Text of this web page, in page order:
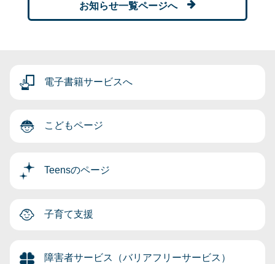
お知らせ一覧ページへ
電子書籍サービスへ
こどもページ
Teensのページ
子育て支援
障害者サービス（バリアフリーサービス）